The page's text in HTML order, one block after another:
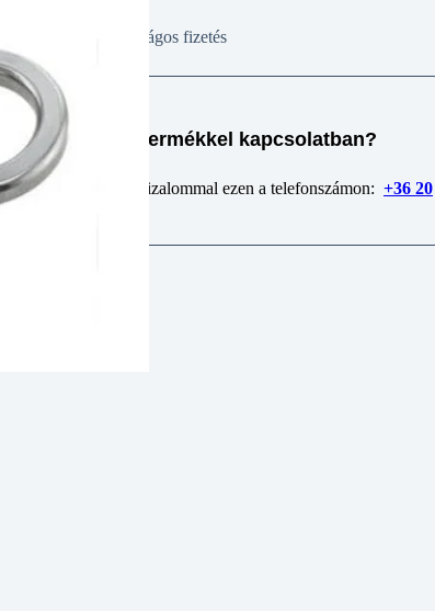
Biztonságos fizetés
Kérdése van termékkel kapcsolatban?
Keressen minket bizalommal ezen a telefonszámon: +36 20